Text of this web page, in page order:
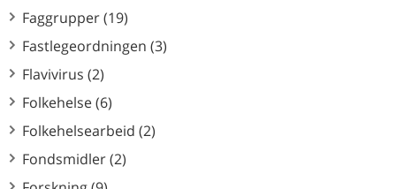
Faggrupper (19)
Fastlegeordningen (3)
Flavivirus (2)
Folkehelse (6)
Folkehelsearbeid (2)
Fondsmidler (2)